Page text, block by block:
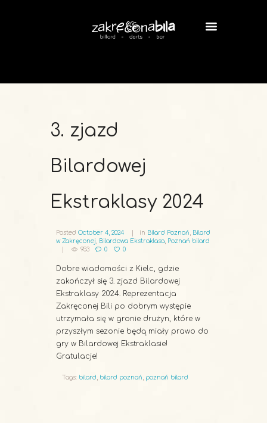
3. zjazd
Bilardowej
Ekstraklasy 2024
Posted October 4, 2024 in Bilard Poznań
Bilard
w Zakręconej
Bilardowa Ekstraklasa Poznań bilard
953
0 0
Dobre wiadomości z Kielc, gdzie
zakończył się 3. zjazd Bilardowej
Ekstraklasy 2024. Reprezentacja
Zakręconej Bili po dobrym występie
utrzymała się w gronie drużyn, które w
przyszłym sezonie będą miały prawo do
gry w Bilardowej Ekstraklasie!
Gratulacje!
Tags: bilard bilard poznań poznań bilard